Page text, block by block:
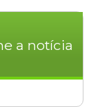
a notícia